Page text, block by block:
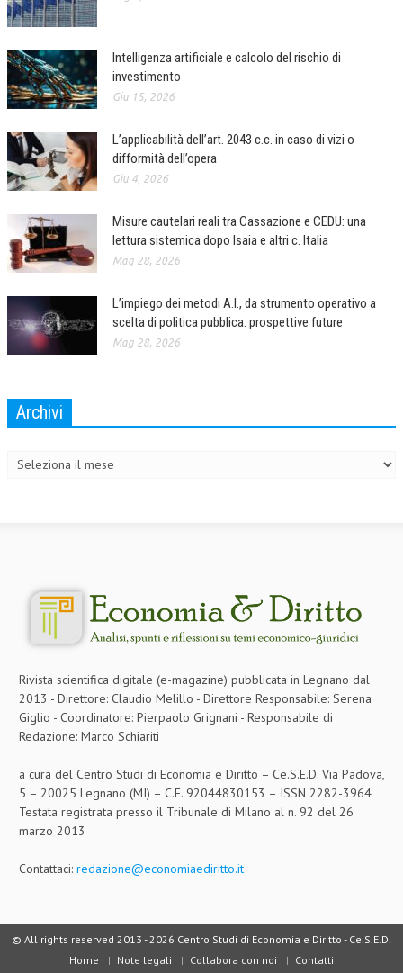
Intelligenza artificiale e calcolo del rischio di
investimento
Giu 15, 2026
L’applicabilità dell’art. 2043 c.c. in caso di vizi o
difformità dell’opera
Giu 4, 2026
Misure cautelari reali tra Cassazione e CEDU: una
lettura sistemica dopo Isaia e altri c. Italia
Mag 28, 2026
L’impiego dei metodi A.I., da strumento operativo a
scelta di politica pubblica: prospettive future
Mag 28, 2026
Archivi
Rivista scientifica digitale (e-magazine) pubblicata in Legnano dal
2013 - Direttore: Claudio Melillo - Direttore Responsabile: Serena
Giglio - Coordinatore: Pierpaolo Grignani - Responsabile di
Redazione: Marco Schiariti
a cura del Centro Studi di Economia e Diritto – Ce.S.E.D. Via Padova,
5 – 20025 Legnano (MI) – C.F. 92044830153 – ISSN 2282-3964
Testata registrata presso il Tribunale di Milano al n. 92 del 26
marzo 2013
Contattaci: redazione@economiaediritto.it
© All rights reserved 2013 -2026 Centro Studi di Economia e Diritto - Ce.S.E.D.
Home
Note legali Collabora con noi Contatti